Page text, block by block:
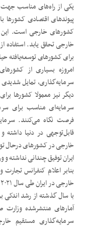
یکی از راه‌های مناسب
پیوند‌های اقتصادی کشور‌ها
کشورهای خارجی است. این
خارجی تحقق یابد. استفاده
برای کشورهای توسعه‌یافته
امروزه بسیاری از
سرمایه‌گذاری، تمایل
دیگر نیز معمولا کشورها
سرمایه‌ای مناسب برای
فرصت نگاه می‌کنند.
قابل‌توجهی در دنیا
خارجی در کشورهای درحال
ایران توفیق چندانی نداشته
بنابر اعلام کنفرانس
با سال گذشته از رشد اندکی
آمار‌های منتشرشده وزارت